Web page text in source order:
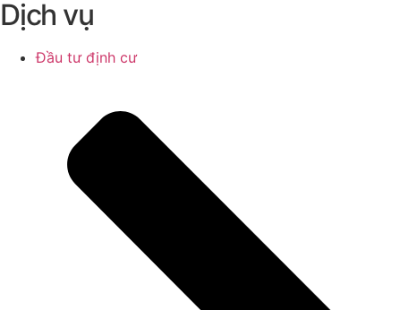
Dịch vụ
Đầu tư định cư